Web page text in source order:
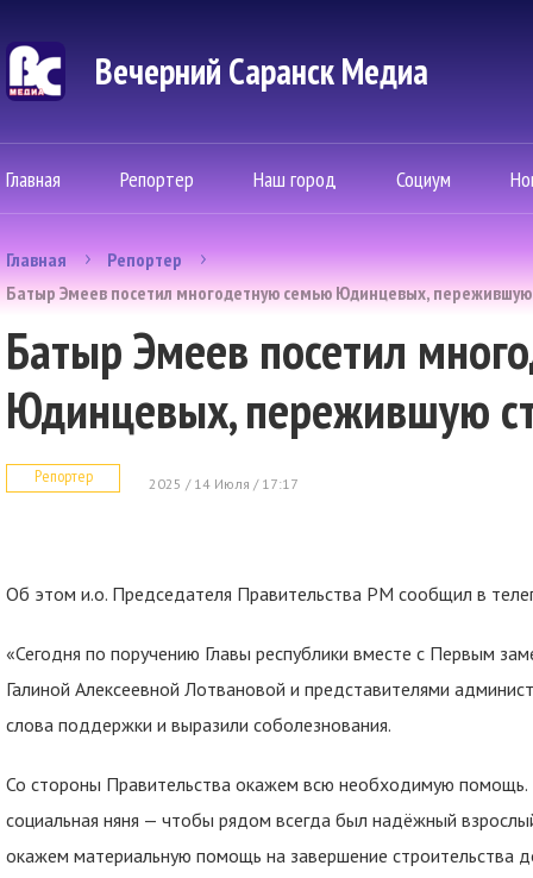
Вечерний Саранск Mедиа
Главная Репортер Наш город Социум
Главная
Репортер
Батыр Эмеев посетил многодетную семью Юдинцевых,
Батыр Эмеев посетил
Юдинцевых, пережившую
Репортер 2025 / 14 Июля / 17:17
Об этом и.о. Председателя Правительства РМ сообщил в
«Сегодня по поручению Главы республики вместе с Первым
Галиной Алексеевной Лотвановой и представителями
слова поддержки и выразили соболезнования.
Со стороны Правительства окажем всю необходимую
социальная няня — чтобы рядом всегда был надёжный
окажем материальную помощь на завершение строительства